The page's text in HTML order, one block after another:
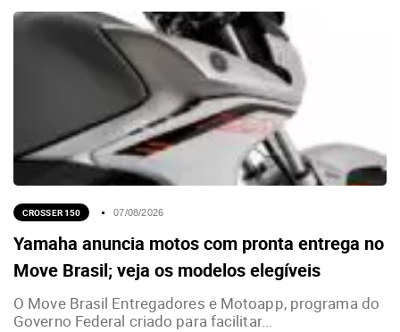
CROSSER 150 07/08/2026
Yamaha anuncia motos com pronta entrega no
Move Brasil; veja os modelos elegíveis
O Move Brasil Entregadores e Motoapp, programa do
Governo Federal criado para facilitar...